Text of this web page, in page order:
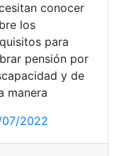
y Cesantías
conocer
los
para
pensión por
y de
manera
07/2022